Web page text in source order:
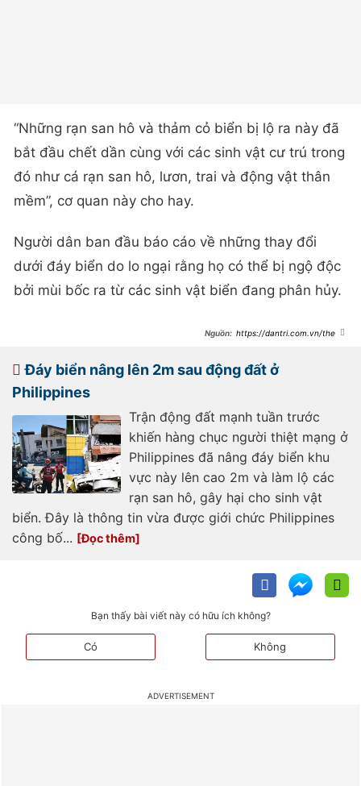
“Những rạn san hô và thảm cỏ biển bị lộ ra này đã
bắt đầu chết dần cùng với các sinh vật cư trú trong
đó như cá rạn san hô, lươn, trai và động vật thân
mềm”, cơ quan này cho hay.
Người dân ban đầu báo cáo về những thay đổi
dưới đáy biển do lo ngại rằng họ có thể bị ngộ độc
bởi mùi bốc ra từ các sinh vật biển đang phân hủy.
https://dantri.com.vn/the-
20260615105701320.htm
Đáy biển nâng lên 2m sau động đất ở
Philippines
Trận động đất mạnh tuần trước
khiến hàng chục người thiệt mạng ở
Philippines đã nâng đáy biển khu
vực này lên cao 2m và làm lộ các
rạn san hô, gây hại cho sinh vật
biển. Đây là thông tin vừa được giới chức Philippines
công bố...
Bạn thấy bài viết này có hữu ích không?
Có Không